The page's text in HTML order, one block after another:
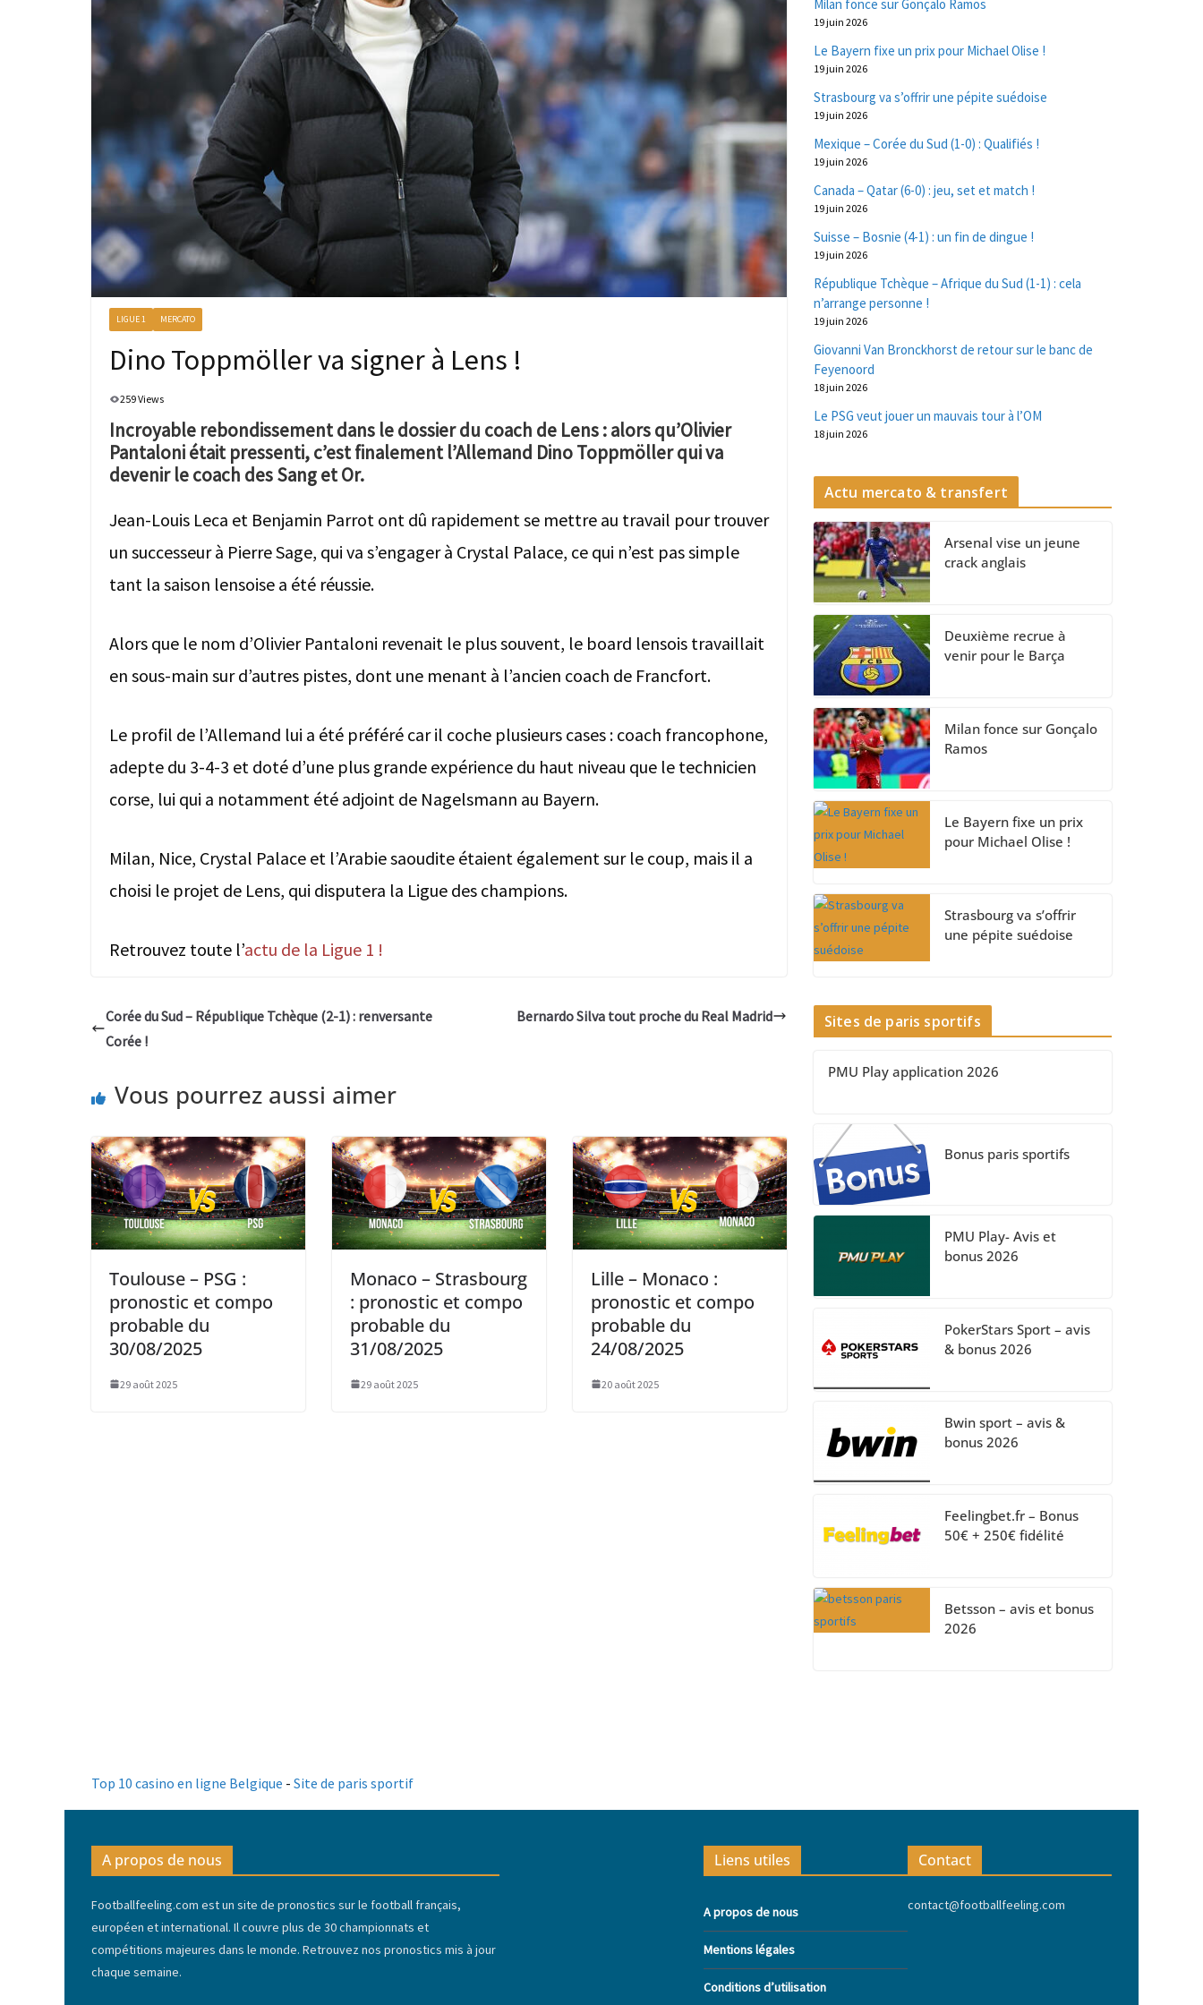
LIGUE 1 MERCATO
Dino Toppmöller va signer à Lens !
259 Views
Incroyable rebondissement dans le dossier du coach de Lens : alors qu’Olivier
Pantaloni était pressenti, c’est finalement l’Allemand Dino Toppmöller qui va
devenir le coach des Sang et Or.
Jean-Louis Leca et Benjamin Parrot ont dû rapidement se mettre au travail pour trouver
un successeur à Pierre Sage, qui va s’engager à Crystal Palace, ce qui n’est pas simple
tant la saison lensoise a été réussie.
Alors que le nom d’Olivier Pantaloni revenait le plus souvent, le board lensois travaillait
en sous-main sur d’autres pistes, dont une menant à l’ancien coach de Francfort.
Le profil de l’Allemand lui a été préféré car il coche plusieurs cases : coach francophone,
adepte du 3-4-3 et doté d’une plus grande expérience du haut niveau que le technicien
corse, lui qui a notamment été adjoint de Nagelsmann au Bayern.
Milan, Nice, Crystal Palace et l’Arabie saoudite étaient également sur le coup, mais il a
choisi le projet de Lens, qui disputera la Ligue des champions.
Retrouvez toute l’actu de la Ligue 1 !
Corée du Sud – République Tchèque (2-1) : renversante
Corée !
Bernardo Silva tout proche du Real Madrid
Vous pourrez aussi aimer
Toulouse – PSG :
pronostic et compo
probable du
30/08/2025
29 août 2025
Monaco – Strasbourg
: pronostic et compo
probable du
31/08/2025
29 août 2025
Lille – Monaco :
pronostic et compo
probable du
24/08/2025
20 août 2025
Milan fonce sur Gonçalo Ramos
19 juin 2026
Le Bayern fixe un prix pour Michael Olise !
19 juin 2026
Strasbourg va s’offrir une pépite suédoise
19 juin 2026
Mexique – Corée du Sud (1-0) : Qualifiés !
19 juin 2026
Canada – Qatar (6-0) : jeu, set et match !
19 juin 2026
Suisse – Bosnie (4-1) : un fin de dingue !
19 juin 2026
République Tchèque – Afrique du Sud (1-1) : cela
n’arrange personne !
19 juin 2026
Giovanni Van Bronckhorst de retour sur le banc de
Feyenoord
18 juin 2026
Le PSG veut jouer un mauvais tour à l’OM
18 juin 2026
Actu mercato & transfert
Arsenal vise un jeune
crack anglais
Deuxième recrue à
venir pour le Barça
Milan fonce sur Gonçalo
Ramos
Le Bayern fixe un prix
pour Michael Olise !
Strasbourg va s’offrir
une pépite suédoise
Sites de paris sportifs
PMU Play application 2026
Bonus paris sportifs
PMU Play- Avis et
bonus 2026
PokerStars Sport – avis
& bonus 2026
Bwin sport – avis &
bonus 2026
Feelingbet.fr – Bonus
50€ + 250€ fidélité
Betsson – avis et bonus
2026
Top 10 casino en ligne Belgique - Site de paris sportif
A propos de nous
Footballfeeling.com est un site de pronostics sur le football français,
européen et international. Il couvre plus de 30 championnats et
compétitions majeures dans le monde. Retrouvez nos pronostics mis à jour
chaque semaine.
Liens utiles
A propos de nous
Mentions légales
Conditions d’utilisation
Contact
contact@footballfeeling.com